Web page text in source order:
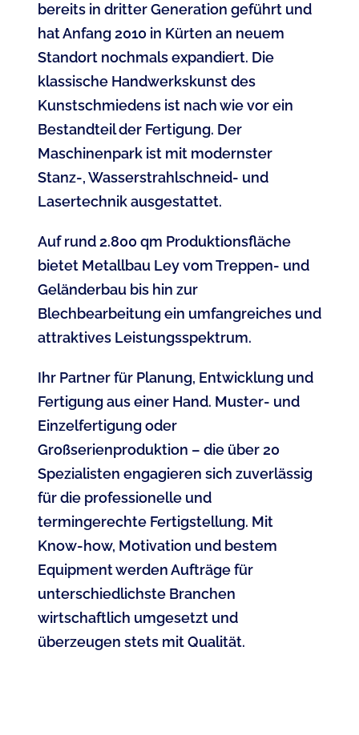
bereits in dritter Generation geführt und
hat Anfang 2010 in Kürten an neuem
Standort nochmals expandiert. Die
klassische Handwerkskunst des
Kunstschmiedens ist nach wie vor ein
Bestandteil der Fertigung. Der
Maschinenpark ist mit modernster
Stanz-, Wasserstrahlschneid- und
Lasertechnik ausgestattet.
Auf rund 2.800 qm Produktionsfläche
bietet Metallbau Ley vom Treppen- und
Geländerbau bis hin zur
Blechbearbeitung ein umfangreiches und
attraktives Leistungsspektrum.
Ihr Partner für Planung, Entwicklung und
Fertigung aus einer Hand. Muster- und
Einzelfertigung oder
Großserienproduktion – die über 20
Spezialisten engagieren sich zuverlässig
für die professionelle und
termingerechte Fertigstellung. Mit
Know-how, Motivation und bestem
Equipment werden Aufträge für
unterschiedlichste Branchen
wirtschaftlich umgesetzt und
überzeugen stets mit Qualität.